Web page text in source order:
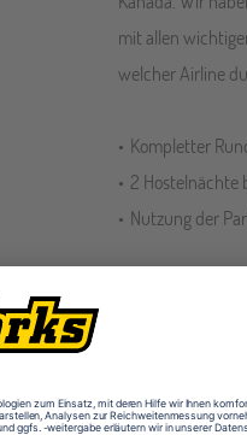
mit allen
welcher Airline
Kompletter
2 Hostelnächte
Nutzung der
Start & Go- Paket in